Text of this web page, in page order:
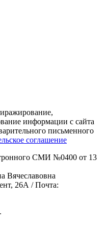
информации с сайта
письменного
соглашение
СМИ №0400 от 13
Вячеславовна
26А / Почта: